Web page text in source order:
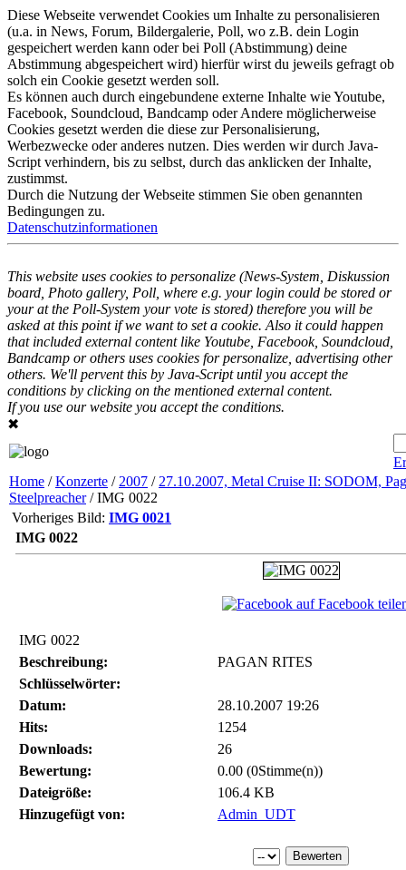
Diese Webseite verwendet Cookies um Inhalte zu personalisieren
(u.a. in News, Forum, Bildergalerie, Poll, wo z.B. dein Login
gespeichert werden kann oder bei Poll (Abstimmung) deine
Abstimmung abgespeichert wird) hierfür wirst du jeweils gefragt ob
solch ein Cookie gesetzt werden soll.
Es können auch durch eingebundene externe Inhalte wie Youtube,
Facebook, Soundcloud, Bandcamp oder Andere möglicherweise
Cookies gesetzt werden die diese zur Personalisierung,
Werbezwecke oder anderes nutzen. Dies werden wir durch Java-
Script verhindern, bis zu selbst, durch das anklicken der Inhalte,
zustimmst.
Durch die Nutzung der Webseite stimmen Sie oben genannten
Bedingungen zu.
Datenschutzinformationen
This website uses cookies to personalize (News-System, Diskussion
board, Photo gallery, Poll, where e.g. your login could be stored or
your at the Poll-System your vote is stored) therefore you will be
asked at this point if we want to set a cookie. Also it could happen
that included external content like Youtube, Facebook, Soundcloud,
Bandcamp or others uses cookies for personalize, advertising other
others. We'll pervent this by Java-Script until you accept the
conditions by clicking on the mentioned external content.
If you use our website you accept the conditions.
✖
Home /Konzerte / 2007 / 27.10.2007, Metal Cruise II: SODOM,
Steelpreacher/ IMG 0022
Vorheriges Bild: IMG 0021
IMG 0022
auf Facebook
IMG 0022
Beschreibung:
PAGAN RITES
Schlüsselwörter:
Datum:
28.10.2007 19:26
Hits:
1254
Downloads:
26
Bewertung:
0.00 (0Stimme(n))
Dateigröße:
106.4 KB
Hinzugefügt von:
Admin_UDT